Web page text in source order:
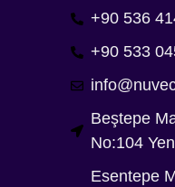
+90 536
+90 533
Beştepe
No:104
Esentepe